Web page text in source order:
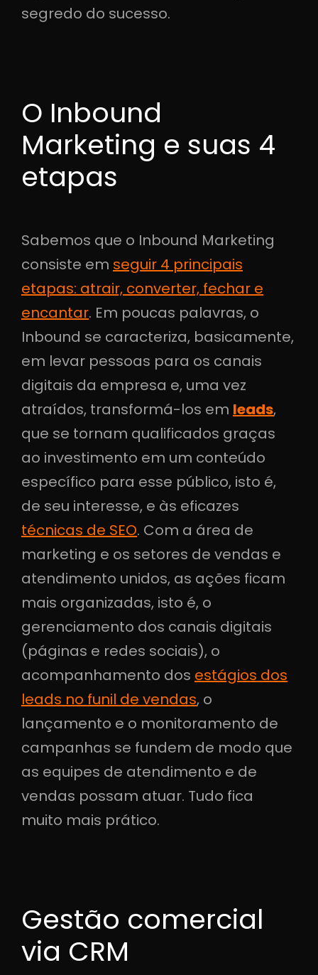
segredo do sucesso.
O Inbound
Marketing e suas 4
etapas
Sabemos que o Inbound Marketing
consiste em seguir 4 principais
etapas: atrair, converter, fechar e
encantar. Em poucas palavras, o
Inbound se caracteriza, basicamente,
em levar pessoas para os canais
digitais da empresa e, uma vez
atraídos, transformá-los em leads,
que se tornam qualificados graças
ao investimento em um conteúdo
específico para esse público, isto é,
de seu interesse, e às eficazes
técnicas de SEO. Com a área de
marketing e os setores de vendas e
atendimento unidos, as ações ficam
mais organizadas, isto é, o
gerenciamento dos canais digitais
(páginas e redes sociais), o
acompanhamento dos estágios dos
leads no funil de vendas, o
lançamento e o monitoramento de
campanhas se fundem de modo que
as equipes de atendimento e de
vendas possam atuar. Tudo fica
muito mais prático.
Gestão comercial
via CRM